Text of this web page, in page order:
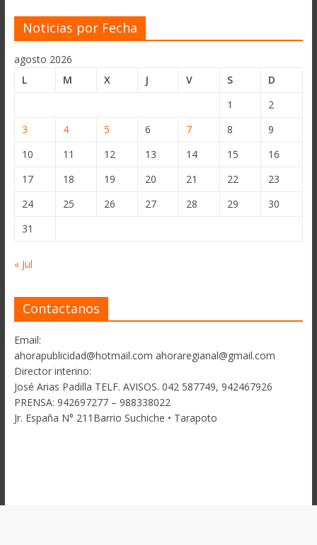
Noticias por Fecha
agosto 2026
L
M X J V S
D
1
2
3
4 5 6 7 8
9
10
11 12 13 14 15
16
17
18 19 20 21 22
23
24
25 26 27 28 29
30
31
« Jul
Contactanos
Email:
ahorapublicidad@hotmail.com ahoraregianal@gmail.com
Director interino:
José Arias Padilla TELF. AVISOS. 042 587749, 942467926
PRENSA: 942697277 – 988338022
Jr. España N° 211Barrio Suchiche • Tarapoto